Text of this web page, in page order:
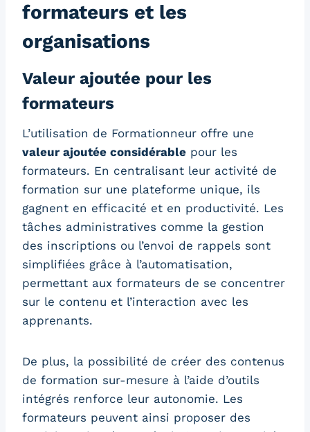
formateurs et les
organisations
Valeur ajoutée pour les
formateurs
L’utilisation de Formationneur offre une
valeur ajoutée considérable pour les
formateurs. En centralisant leur activité de
formation sur une plateforme unique, ils
gagnent en efficacité et en productivité. Les
tâches administratives comme la gestion
des inscriptions ou l’envoi de rappels sont
simplifiées grâce à l’automatisation,
permettant aux formateurs de se concentrer
sur le contenu et l’interaction avec les
apprenants.
De plus, la possibilité de créer des contenus
de formation sur-mesure à l’aide d’outils
intégrés renforce leur autonomie. Les
formateurs peuvent ainsi proposer des